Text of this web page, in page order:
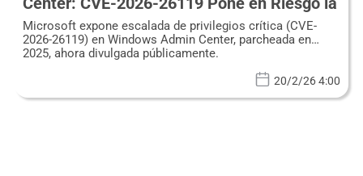
Infraestructura
Microsoft expone escalada de privilegios crítica (CVE-
2026-26119) en Windows Admin Center, parcheada en
2025, ahora divulgada públicamente.
20/2/26 4:00